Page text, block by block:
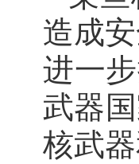
造成
进一
武器
核武